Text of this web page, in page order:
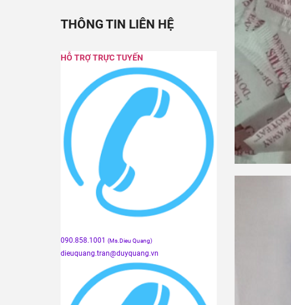
THÔNG TIN LIÊN HỆ
HỖ TRỢ TRỰC TUYẾN
090.858.1001 (Ms.Dieu Quang)
dieuquang.tran@duyquang.vn